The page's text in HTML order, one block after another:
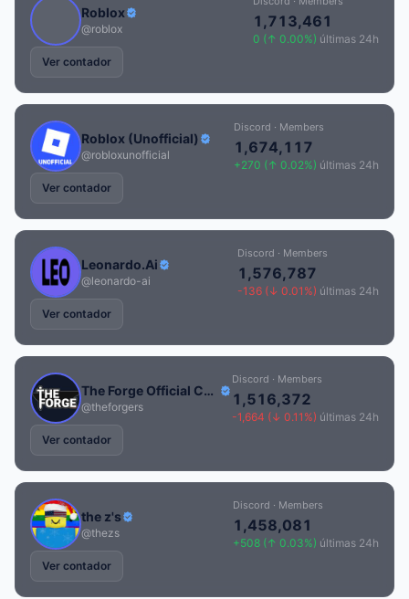
Roblox
@roblox 1,713,461
0 (↑ 0.00%) últimas 24h
Ver contador
Roblox (Unofficial)
@robloxunofficial
Discord · Members
1,674,117
+270 (↑ 0.02%) últimas 24h
Ver contador
Leonardo.Ai
@leonardo-ai
Discord · Members
1,576,787
-136 (↓ 0.01%) últimas 24h
Ver contador
The Forge Official Community
@theforgers
Discord · Members
1,516,372
-1,664 (↓ 0.11%) últimas 24h
Ver contador
the z's
@thezs
Discord · Members
1,458,081
+508 (↑ 0.03%) últimas 24h
Ver contador